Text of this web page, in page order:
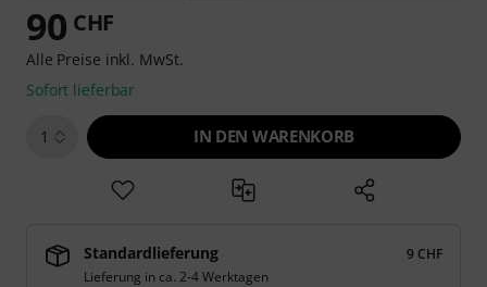
90 CHF
Alle Preise inkl. MwSt.
Sofort lieferbar
1 IN DEN WARENKORB
Standardlieferung
9 CHF
Lieferung in ca. 2-4 Werktagen